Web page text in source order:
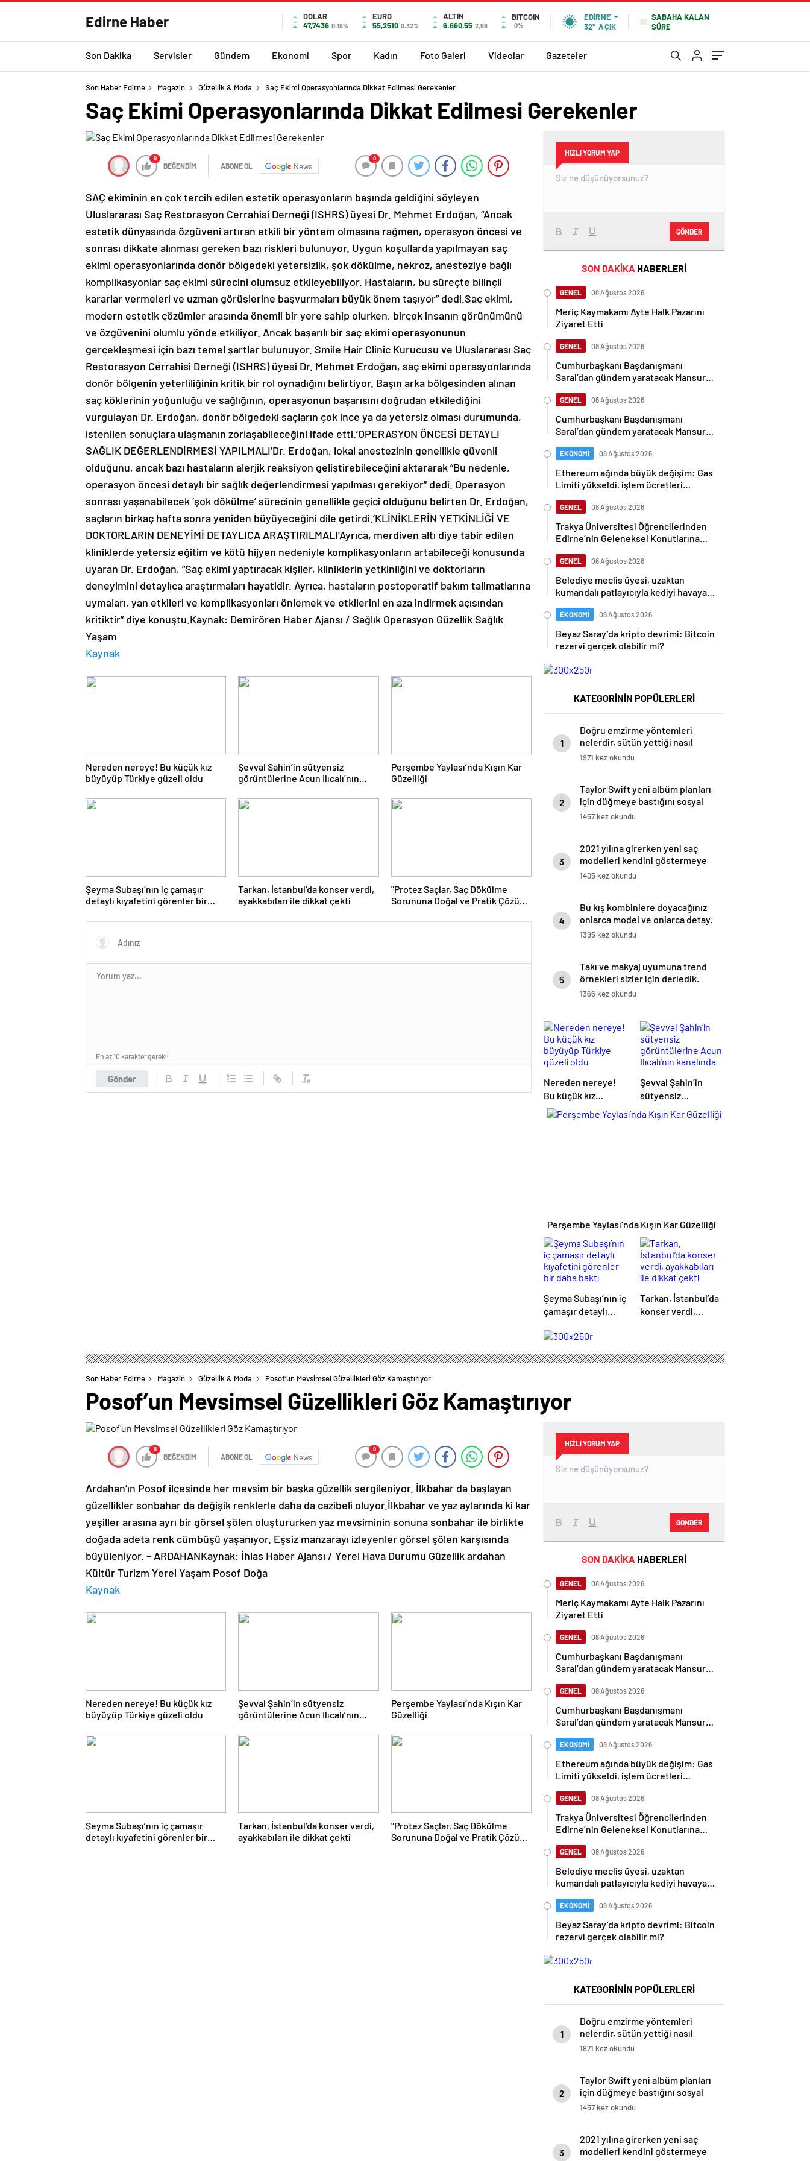
Edirne Haber
DOLAR
47,7436 0.18%
EURO
55,2510 0.32%
ALTIN
6.660,55 2,59
BITCOIN
0%
EDIRNE
32° AÇIK
SABAHA KALAN
SÜRE
Son Dakika Servisler Gündem Ekonomi Spor Kadın Foto Galeri Videolar Gazeteler
Son Haber Edirne Magazin Güzellik & Moda Saç Ekimi Operasyonlarında Dikkat Edilmesi Gerekenler
Saç Ekimi Operasyonlarında Dikkat Edilmesi Gerekenler
0
BEĞENDİM ABONE OL News
0
SAÇ ekiminin en çok tercih edilen estetik operasyonların başında geldiğini söyleyen
Uluslararası Saç Restorasyon Cerrahisi Derneği (ISHRS) üyesi Dr. Mehmet Erdoğan, “Ancak
estetik dünyasında özgüveni artıran etkili bir yöntem olmasına rağmen, operasyon öncesi ve
sonrası dikkate alınması gereken bazı riskleri bulunuyor. Uygun koşullarda yapılmayan saç
ekimi operasyonlarında donör bölgedeki yetersizlik, şok dökülme, nekroz, anesteziye bağlı
komplikasyonlar saç ekimi sürecini olumsuz etkileyebiliyor. Hastaların, bu süreçte bilinçli
kararlar vermeleri ve uzman görüşlerine başvurmaları büyük önem taşıyor” dedi.Saç ekimi,
modern estetik çözümler arasında önemli bir yere sahip olurken, birçok insanın görünümünü
ve özgüvenini olumlu yönde etkiliyor. Ancak başarılı bir saç ekimi operasyonunun
gerçekleşmesi için bazı temel şartlar bulunuyor. Smile Hair Clinic Kurucusu ve Uluslararası Saç
Restorasyon Cerrahisi Derneği (ISHRS) üyesi Dr. Mehmet Erdoğan, saç ekimi operasyonlarında
donör bölgenin yeterliliğinin kritik bir rol oynadığını belirtiyor. Başın arka bölgesinden alınan
saç köklerinin yoğunluğu ve sağlığının, operasyonun başarısını doğrudan etkilediğini
vurgulayan Dr. Erdoğan, donör bölgedeki saçların çok ince ya da yetersiz olması durumunda,
istenilen sonuçlara ulaşmanın zorlaşabileceğini ifade etti.’OPERASYON ÖNCESİ DETAYLI
SAĞLIK DEĞERLENDİRMESİ YAPILMALI’Dr. Erdoğan, lokal anestezinin genellikle güvenli
olduğunu, ancak bazı hastaların alerjik reaksiyon geliştirebileceğini aktararak “Bu nedenle,
operasyon öncesi detaylı bir sağlık değerlendirmesi yapılması gerekiyor” dedi. Operasyon
sonrası yaşanabilecek ‘şok dökülme’ sürecinin genellikle geçici olduğunu belirten Dr. Erdoğan,
saçların birkaç hafta sonra yeniden büyüyeceğini dile getirdi.’KLİNİKLERİN YETKİNLİĞİ VE
DOKTORLARIN DENEYİMİ DETAYLICA ARAŞTIRILMALI’Ayrıca, merdiven altı diye tabir edilen
kliniklerde yetersiz eğitim ve kötü hijyen nedeniyle komplikasyonların artabileceği konusunda
uyaran Dr. Erdoğan, “Saç ekimi yaptıracak kişiler, kliniklerin yetkinliğini ve doktorların
deneyimini detaylıca araştırmaları hayatidir. Ayrıca, hastaların postoperatif bakım talimatlarına
uymaları, yan etkileri ve komplikasyonları önlemek ve etkilerini en aza indirmek açısından
kritiktir” diye konuştu.Kaynak: Demirören Haber Ajansı / Sağlık Operasyon Güzellik Sağlık
Yaşam
Kaynak
Nereden nereye! Bu küçük kız
büyüyüp Türkiye güzeli oldu
Şevval Şahin’in sütyensiz
görüntülerine Acun Ilıcalı’nın
Perşembe Yaylası’nda Kışın Kar
Güzelliği
Şeyma Subaşı’nın iç çamaşır
detaylı kıyafetini görenler bir
Tarkan, İstanbul’da konser verdi,
ayakkabıları ile dikkat çekti
"Protez Saçlar, Saç Dökülme
Sorununa Doğal ve Pratik Çözüm
Gönder
En az 10 karakter gerekli
HIZLI YORUM YAP
GÖNDER
SON DAKİKA HABERLERİ
GENEL 08 Ağustos 2026
Meriç Kaymakamı Ayte Halk Pazarını
Ziyaret Etti
GENEL 08 Ağustos 2026
Cumhurbaşkanı Başdanışmanı
Saral’dan gündem yaratacak Mansur
GENEL 08 Ağustos 2026
Cumhurbaşkanı Başdanışmanı
Saral’dan gündem yaratacak Mansur
EKONOMİ 08 Ağustos 2026
Ethereum ağında büyük değişim: Gas
Limiti yükseldi, işlem ücretleri
GENEL 08 Ağustos 2026
Trakya Üniversitesi Öğrencilerinden
Edirne’nin Geleneksel Konutlarına
GENEL 08 Ağustos 2026
Belediye meclis üyesi, uzaktan
kumandalı patlayıcıyla kediyi havaya
EKONOMİ 08 Ağustos 2026
Beyaz Saray’da kripto devrimi: Bitcoin
rezervi gerçek olabilir mi?
KATEGORİNİN POPÜLERLERİ
1
Doğru emzirme yöntemleri
nelerdir, sütün yettiği nasıl
anlaşılır?
1971 kez okundu
2
Taylor Swift yeni albüm planları
için düğmeye bastığını sosyal
medyadan duyurdu!
1457 kez okundu
3
2021 yılına girerken yeni saç
modelleri kendini göstermeye
başladı.
1405 kez okundu
4
Bu kış kombinlere doyacağınız
onlarca model ve onlarca detay.
1395 kez okundu
5
Takı ve makyaj uyumuna trend
örnekleri sizler için derledik.
1366 kez okundu
Nereden nereye!
Bu küçük kız
büyüyüp Türkiye
güzeli oldu
Şevval Şahin’in
sütyensiz
görüntülerine Acun
Ilıcalı’nın kanalında
Perşembe Yaylası’nda Kışın Kar Güzelliği
Şeyma Subaşı’nın iç
çamaşır detaylı
bir daha baktı
Tarkan, İstanbul’da
konser verdi,
Son Haber Edirne Magazin Güzellik & Moda Posof’un Mevsimsel Güzellikleri Göz Kamaştırıyor
Posof’un Mevsimsel Güzellikleri Göz Kamaştırıyor
0
BEĞENDİM ABONE OL News
0
Ardahan’ın Posof ilçesinde her mevsim bir başka güzellik sergileniyor. İlkbahar da başlayan
güzellikler sonbahar da değişik renklerle daha da cazibeli oluyor.İlkbahar ve yaz aylarında ki kar
yeşiller arasına ayrı bir görsel şölen oluştururken yaz mevsiminin sonuna sonbahar ile birlikte
doğada adeta renk cümbüşü yaşanıyor. Eşsiz manzarayı izleyenler görsel şölen karşısında
büyüleniyor. – ARDAHANKaynak: İhlas Haber Ajansı / Yerel Hava Durumu Güzellik ardahan
Kültür Turizm Yerel Yaşam Posof Doğa
Kaynak
Nereden nereye! Bu küçük kız
büyüyüp Türkiye güzeli oldu
Şevval Şahin’in sütyensiz
görüntülerine Acun Ilıcalı’nın
Perşembe Yaylası’nda Kışın Kar
Güzelliği
Şeyma Subaşı’nın iç çamaşır
detaylı kıyafetini görenler bir
Tarkan, İstanbul’da konser verdi,
ayakkabıları ile dikkat çekti
"Protez Saçlar, Saç Dökülme
Sorununa Doğal ve Pratik Çözüm
HIZLI YORUM YAP
GÖNDER
SON DAKİKA HABERLERİ
GENEL 08 Ağustos 2026
Meriç Kaymakamı Ayte Halk Pazarını
Ziyaret Etti
GENEL 08 Ağustos 2026
Cumhurbaşkanı Başdanışmanı
Saral’dan gündem yaratacak Mansur
GENEL 08 Ağustos 2026
Cumhurbaşkanı Başdanışmanı
Saral’dan gündem yaratacak Mansur
EKONOMİ 08 Ağustos 2026
Ethereum ağında büyük değişim: Gas
Limiti yükseldi, işlem ücretleri
GENEL 08 Ağustos 2026
Trakya Üniversitesi Öğrencilerinden
Edirne’nin Geleneksel Konutlarına
GENEL 08 Ağustos 2026
Belediye meclis üyesi, uzaktan
kumandalı patlayıcıyla kediyi havaya
EKONOMİ 08 Ağustos 2026
Beyaz Saray’da kripto devrimi: Bitcoin
rezervi gerçek olabilir mi?
KATEGORİNİN POPÜLERLERİ
1
Doğru emzirme yöntemleri
nelerdir, sütün yettiği nasıl
anlaşılır?
1971 kez okundu
2
Taylor Swift yeni albüm planları
için düğmeye bastığını sosyal
medyadan duyurdu!
1457 kez okundu
3
2021 yılına girerken yeni saç
modelleri kendini göstermeye